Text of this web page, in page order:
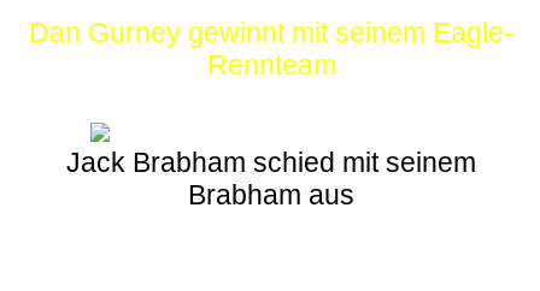
Dan Gurney gewinnt mit seinem Eagle-
Rennteam
Jack Brabham schied mit seinem
Brabham aus